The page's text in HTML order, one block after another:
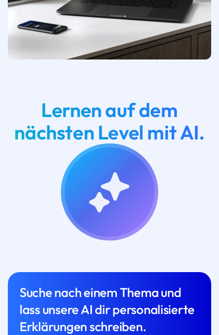
Lernen auf dem
nächsten Level mit AI.
Suche nach einem Thema und
lass unsere AI dir personalisierte
Erklärungen schreiben.